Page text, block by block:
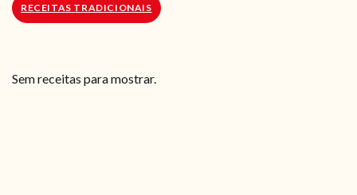
RECEITAS TRADICIONAIS
Sem receitas para mostrar.